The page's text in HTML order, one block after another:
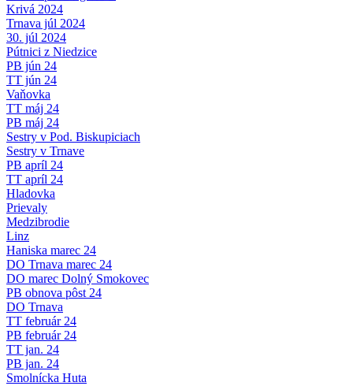
Krivá 2024
Trnava júl 2024
30. júl 2024
Pútnici z Niedzice
PB jún 24
TT jún 24
Vaňovka
TT máj 24
PB máj 24
Sestry v Pod. Biskupiciach
Sestry v Trnave
PB apríl 24
TT apríl 24
Hladovka
Prievaly
Medzibrodie
Linz
Haniska marec 24
DO Trnava marec 24
DO marec Dolný Smokovec
PB obnova pôst 24
DO Trnava
TT február 24
PB február 24
TT jan. 24
PB jan. 24
Smolnícka Huta